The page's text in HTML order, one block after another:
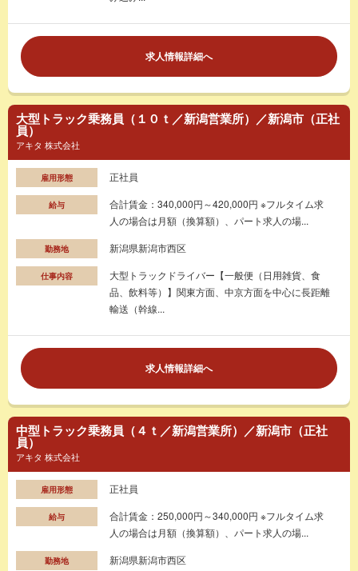
求人情報詳細へ
大型トラック乗務員（１０ｔ／新潟営業所）／新潟市（正社
員）
アキタ 株式会社
雇用形態 正社員
給与
合計賃金：340,000円～420,000円 ※フルタイム求
人の場合は月額（換算額）、パート求人の場...
勤務地 新潟県新潟市西区
仕事内容
大型トラックドライバー【一般便（日用雑貨、食
品、飲料等）】関東方面、中京方面を中心に長距離
輸送（幹線...
求人情報詳細へ
中型トラック乗務員（４ｔ／新潟営業所）／新潟市（正社
員）
アキタ 株式会社
雇用形態 正社員
給与
合計賃金：250,000円～340,000円 ※フルタイム求
人の場合は月額（換算額）、パート求人の場...
勤務地 新潟県新潟市西区